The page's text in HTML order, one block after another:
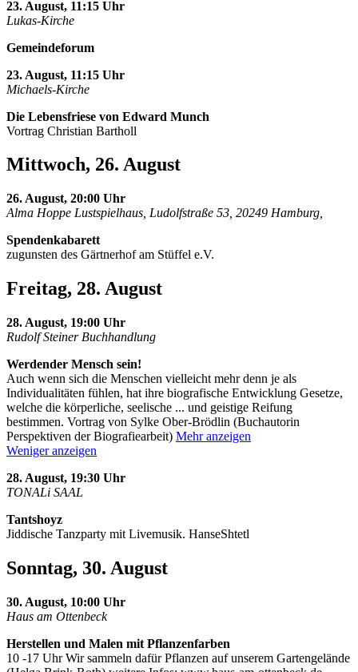
23. August, 11:15 Uhr
Lukas-Kirche
Gemeindeforum
23. August, 11:15 Uhr
Michaels-Kirche
Die Lebensfriese von Edward Munch
Vortrag Christian Bartholl
Mittwoch, 26. August
26. August, 20:00 Uhr
Alma Hoppe Lustspielhaus, Ludolfstraße 53, 20249 Hamburg,
Spendenkabarett
zugunsten des Gärtnerhof am Stüffel e.V.
Freitag, 28. August
28. August, 19:00 Uhr
Rudolf Steiner Buchhandlung
Werdender Mensch sein!
Auch wenn sich die Menschen vielleicht mehr denn je als
Individualitäten fühlen, hat ihre biografische Entwicklung Gesetze,
welche die körperliche, seelische ... und geistige Reifung
bestimmen. Vortrag von Sylke Ober-Brödlin (Buchautorin
Perspektiven der Biografiearbeit) Mehr anzeigen
Weniger anzeigen
28. August, 19:30 Uhr
TONALi SAAL
Tantshoyz
Jiddische Tanzparty mit Livemusik. HanseShtetl
Sonntag, 30. August
30. August, 10:00 Uhr
Haus am Ottenbeck
Herstellen und Malen mit Pflanzenfarben
10 -17 Uhr Wir sammeln dafür Pflanzen auf unserem Gartengelände